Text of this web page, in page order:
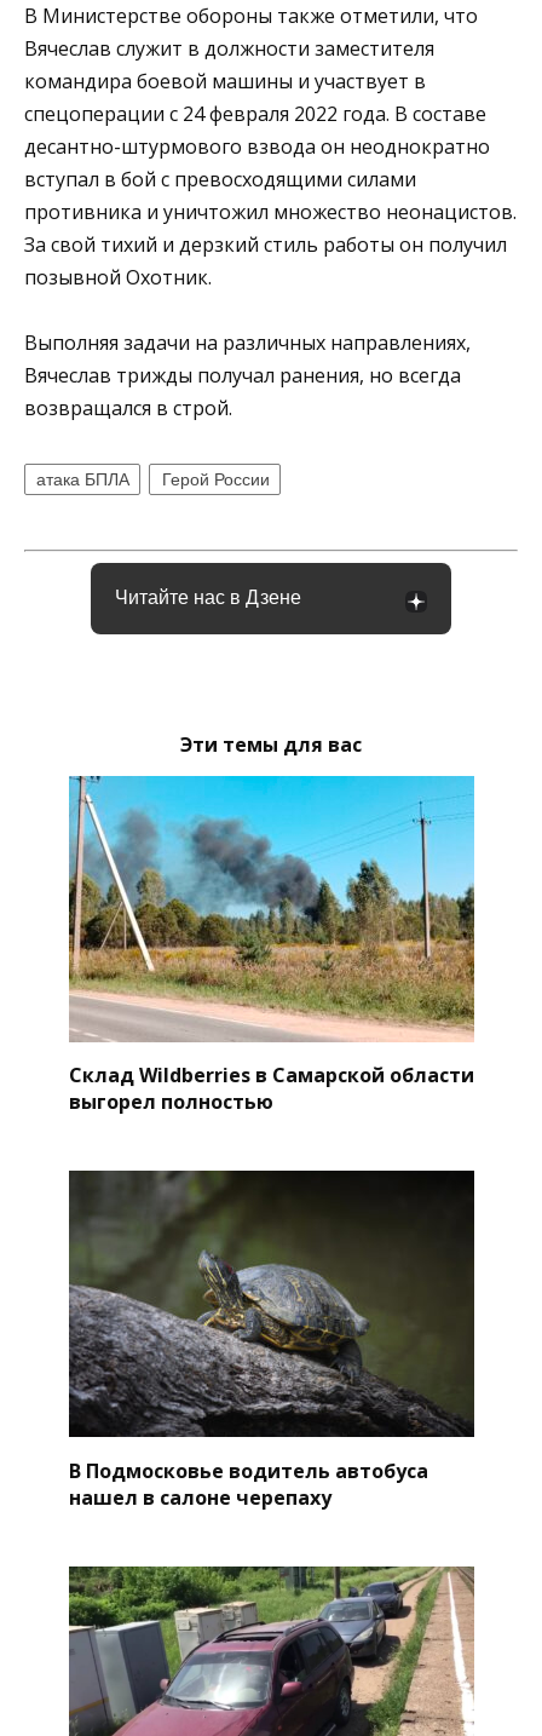
В Министерстве обороны также отметили, что
Вячеслав служит в должности заместителя
командира боевой машины и участвует в
спецоперации с 24 февраля 2022 года. В составе
десантно-штурмового взвода он неоднократно
вступал в бой с превосходящими силами
противника и уничтожил множество неонацистов.
За свой тихий и дерзкий стиль работы он получил
позывной Охотник.
Выполняя задачи на различных направлениях,
Вячеслав трижды получал ранения, но всегда
возвращался в строй.
атака БПЛА Герой России
Читайте нас в Дзене
Эти темы для вас
Склад Wildberries в Самарской области
выгорел полностью
В Подмосковье водитель автобуса
нашел в салоне черепаху